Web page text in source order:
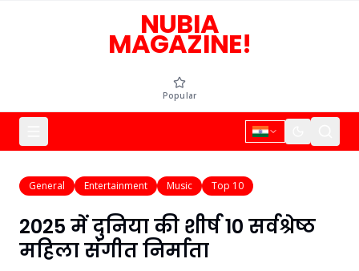
NUBIA
MAGAZINE!
Popular
General Entertainment Music Top 10
2025 में दुनिया की शीर्ष 10 सर्वश्रेष्ठ
महिला संगीत निर्माता